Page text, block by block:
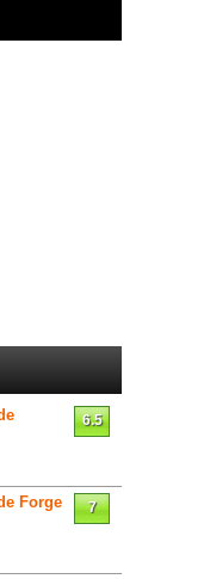
6.5
Forge
7